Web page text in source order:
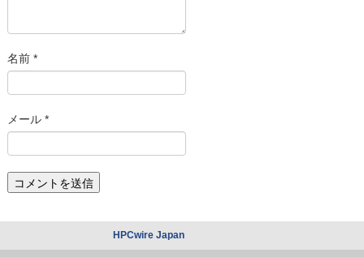
名前 *
メール *
HPCwire Japan